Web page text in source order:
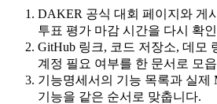
DAKER 공식 대회 페이지와 게
투표 평가 마감 시간을 다시 확
GitHub 링크, 코드 저장소, 데모
계정 필요 여부를 한 문서로 모
기능명세서의 기능 목록과 실제
기능을 같은 순서로 맞춥니다.